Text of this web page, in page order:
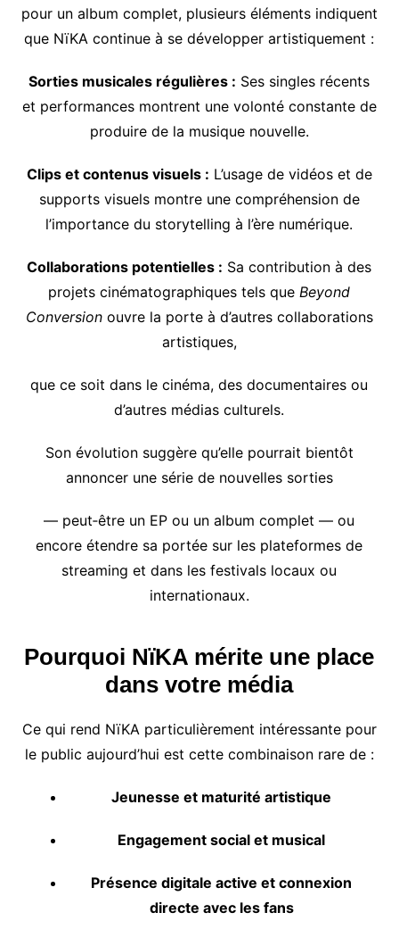
pour un album complet, plusieurs éléments indiquent
que NïKA continue à se développer artistiquement :
Sorties musicales régulières : Ses singles récents
et performances montrent une volonté constante de
produire de la musique nouvelle.
Clips et contenus visuels : L’usage de vidéos et de
supports visuels montre une compréhension de
l’importance du storytelling à l’ère numérique.
Collaborations potentielles : Sa contribution à des
projets cinématographiques tels queBeyond
Conversionouvre la porte à d’autres collaborations
artistiques,
que ce soit dans le cinéma, des documentaires ou
d’autres médias culturels.
Son évolution suggère qu’elle pourrait bientôt
annoncer une série de nouvelles sorties
— peut‑être un EP ou un album complet — ou
encore étendre sa portée sur les plateformes de
streaming et dans les festivals locaux ou
internationaux.
Pourquoi NïKA mérite une place
dans votre média
Ce qui rend NïKA particulièrement intéressante pour
le public aujourd’hui est cette combinaison rare de :
Jeunesse et maturité artistique
Engagement social et musical
Présence digitale active et connexion
directe avec les fans